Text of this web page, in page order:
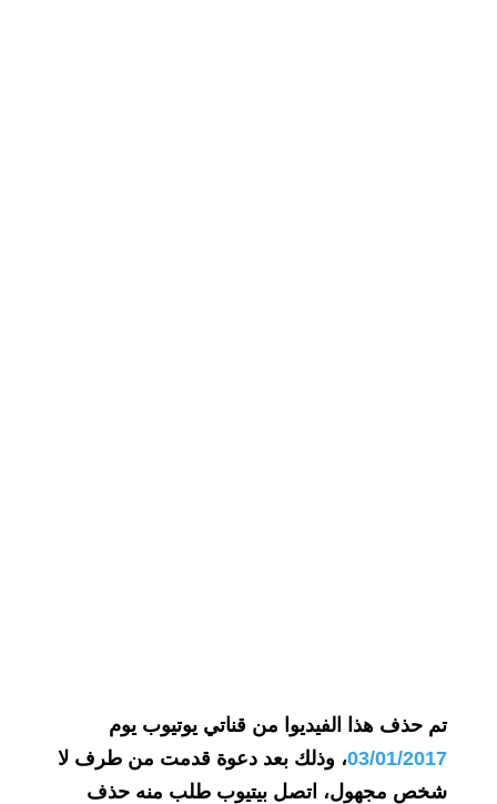
تم حذف هذا الفيديوا من قناتي يوتيوب يوم
03/01/2017، وذلك بعد دعوة قدمت من طرف لا
شخص مجهول، اتصل بيتيوب طلب منه حذف